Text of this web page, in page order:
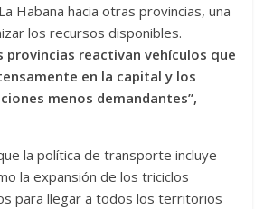
Habana hacia otras provincias, una
los recursos disponibles.
provincias reactivan vehículos que
en la capital y los
menos demandantes”,
la política de transporte incluye
la expansión de los triciclos
para llegar a todos los territorios